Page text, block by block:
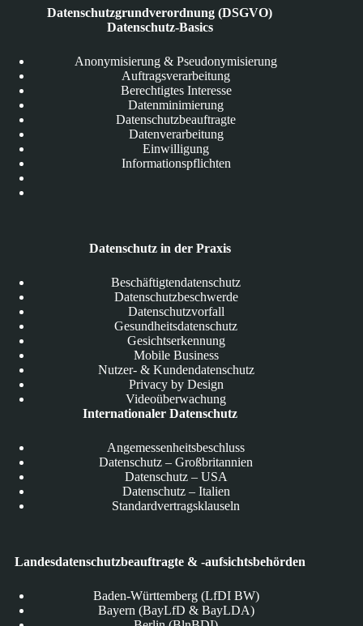
Datenschutzgrundverordnung (DSGVO)
Datenschutz-Basics
Anonymisierung & Pseudonymisierung
Auftragsverarbeitung
Berechtigtes Interesse
Datenminimierung
Datenschutzbeauftragte
Datenverarbeitung
Einwilligung
Informationspflichten
Datenschutz in der Praxis
Beschäftigtendatenschutz
Datenschutzbeschwerde
Datenschutzvorfall
Gesundheitsdatenschutz
Gesichtserkennung
Mobile Business
Nutzer- & Kundendatenschutz
Privacy by Design
Videoüberwachung
Internationaler Datenschutz
Angemessenheitsbeschluss
Datenschutz – Großbritannien
Datenschutz – USA
Datenschutz – Italien
Standardvertragsklauseln
Landesdatenschutzbeauftragte & -aufsichtsbehörden
Baden-Württemberg (LfDI BW)
Bayern (BayLfD & BayLDA)